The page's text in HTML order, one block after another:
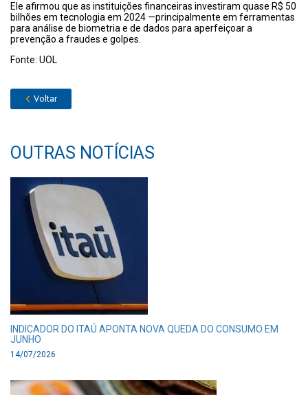
Ele afirmou que as instituições financeiras investiram quase R$ 50
bilhões em tecnologia em 2024 —principalmente em ferramentas
para análise de biometria e de dados para aperfeiçoar a
prevenção a fraudes e golpes.
Fonte: UOL
Voltar
OUTRAS NOTÍCIAS
INDICADOR DO ITAÚ APONTA NOVA QUEDA DO CONSUMO EM
JUNHO
14/07/2026